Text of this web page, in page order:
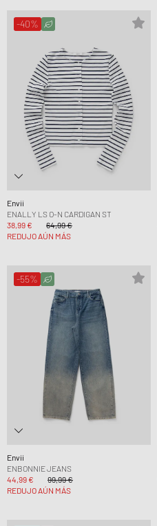
-40%
Envii
ENALLY LS O-N CARDIGAN ST
38,99 €
64,99 €
REDUJO AÚN MÁS
-55%
Envii
ENBONNIE JEANS
44,99 €
99,99 €
REDUJO AÚN MÁS